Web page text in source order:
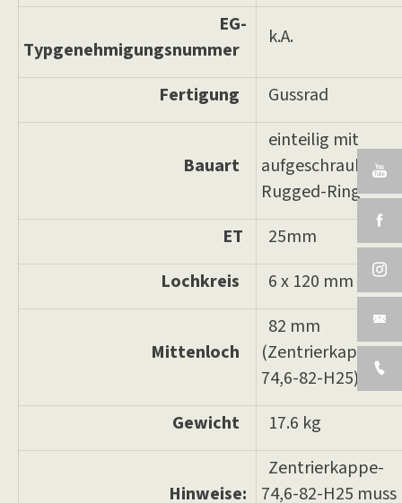
EG-
Typgenehmigungsnummer
k.A.
Fertigung Gussrad
Bauart
einteilig mit
aufgeschraubtem
Rugged-Ring
ET
25mm
Lochkreis
6 x 120 mm
Mittenloch
82 mm
(Zentrierkappe-
74,6-82-H25)
Gewicht
17.6 kg
Hinweise:
Zentrierkappe-
74,6-82-H25 muss